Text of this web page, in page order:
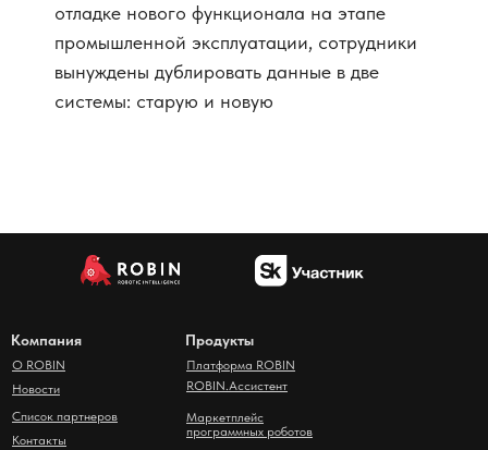
отладке нового функционала на этапе
промышленной эксплуатации, сотрудники
вынуждены дублировать данные в две
системы: старую и новую
Компания
О ROBIN
Новости
Контакты
Список партнеров
Продукты
Платформа ROBIN
Маркетплейс
программных роботов
ROBIN.Ассистент